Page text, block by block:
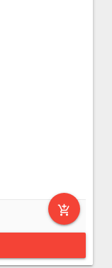
add_shopping_cart